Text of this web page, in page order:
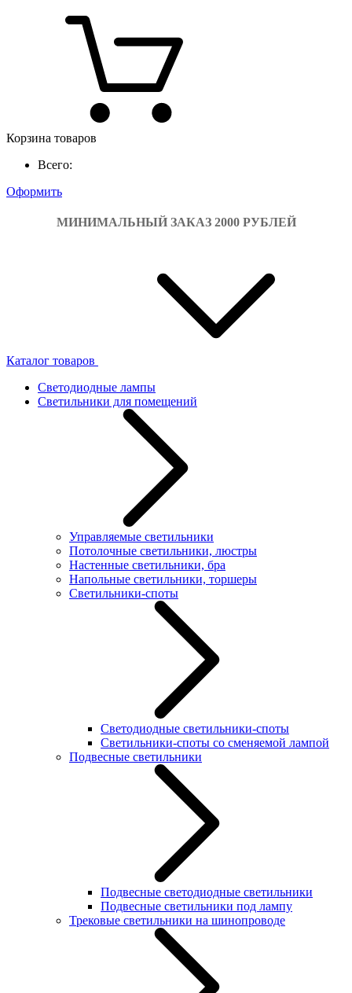
Корзина товаров
Всего:
Оформить
МИНИМАЛЬНЫЙ ЗАКАЗ 2000 РУБЛЕЙ
Каталог товаров
Светодиодные лампы
Светильники для помещений
Управляемые светильники
Потолочные светильники, люстры
Настенные светильники, бра
Напольные светильники, торшеры
Светильники-споты
Светодиодные светильники-споты
Светильники-споты со сменяемой лампой
Подвесные светильники
Подвесные светодиодные светильники
Подвесные светильники под лампу
Трековые светильники на шинопроводе